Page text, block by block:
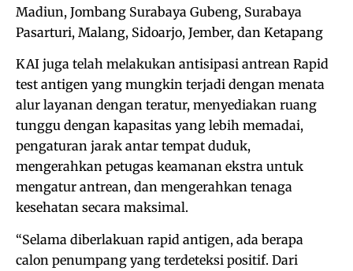
Madiun, Jombang Surabaya Gubeng, Surabaya
Pasarturi, Malang, Sidoarjo, Jember, dan Ketapang
KAI juga telah melakukan antisipasi antrean Rapid
test antigen yang mungkin terjadi dengan menata
alur layanan dengan teratur, menyediakan ruang
tunggu dengan kapasitas yang lebih memadai,
pengaturan jarak antar tempat duduk,
mengerahkan petugas keamanan ekstra untuk
mengatur antrean, dan mengerahkan tenaga
kesehatan secara maksimal.
“Selama diberlakuan rapid antigen, ada berapa
calon penumpang yang terdeteksi positif. Dari